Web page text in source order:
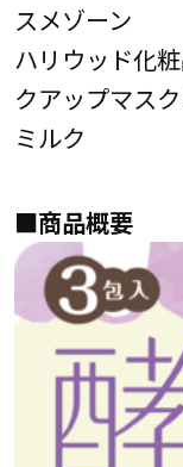
スメゾーン
ハリウッド化
クアップマス
ミルク
■商品概要